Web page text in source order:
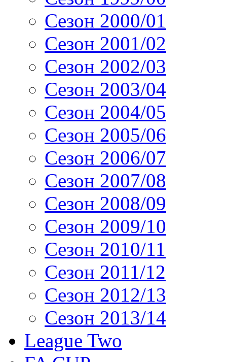
Сезон 2000/01
Сезон 2001/02
Сезон 2002/03
Сезон 2003/04
Сезон 2004/05
Сезон 2005/06
Сезон 2006/07
Сезон 2007/08
Сезон 2008/09
Сезон 2009/10
Сезон 2010/11
Сезон 2011/12
Сезон 2012/13
Сезон 2013/14
League Two